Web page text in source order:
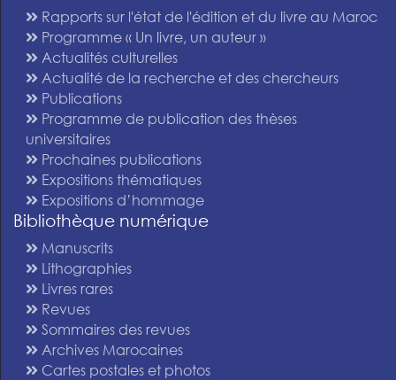
Rapports sur l'état de l'édition et du livre au Maroc
Programme « Un livre, un auteur »
Actualités culturelles
Actualité de la recherche et des chercheurs
Publications
Programme de publication des thèses
universitaires
Prochaines publications
Expositions thématiques
Expositions d’hommage
Bibliothèque numérique
Manuscrits
Lithographies
Livres rares
Revues
Sommaires des revues
Archives Marocaines
Cartes postales et photos